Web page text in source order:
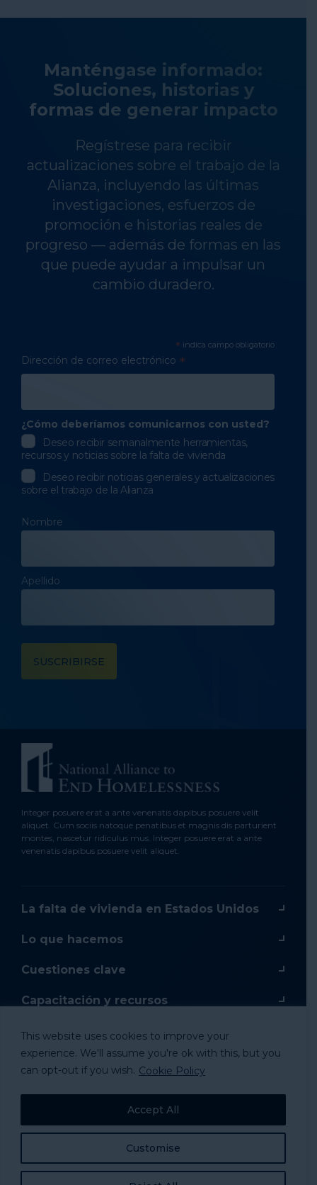
This website uses cookies to improve your
experience. We'll assume you're ok with this, but you
can opt-out if you wish. Cookie Policy
Customise
Accept All
Manténgase informado:
Soluciones, historias y
formas de generar impacto
Regístrese para recibir
actualizaciones sobre el trabajo de la
Alianza, incluyendo las últimas
investigaciones, esfuerzos de
promoción e historias reales de
progreso — además de formas en las
que puede ayudar a impulsar un
cambio duradero.
* indica campo obligatorio
Dirección de correo electrónico *
¿Cómo deberíamos comunicarnos con usted?
Deseo recibir semanalmente herramientas,
recursos y noticias sobre la falta de vivienda
Deseo recibir noticias generales y actualizaciones
sobre el trabajo de la Alianza
Nombre
Apellido
Integer posuere erat a ante venenatis dapibus posuere velit
aliquet. Cum sociis natoque penatibus et magnis dis parturient
montes, nascetur ridiculus mus. Integer posuere erat a ante
venenatis dapibus posuere velit aliquet.
La falta de vivienda en Estados Unidos
Lo que hacemos
Cuestiones clave
Capacitación y recursos
Capacitación en línea
Donar
Mercancía
Tomar acción